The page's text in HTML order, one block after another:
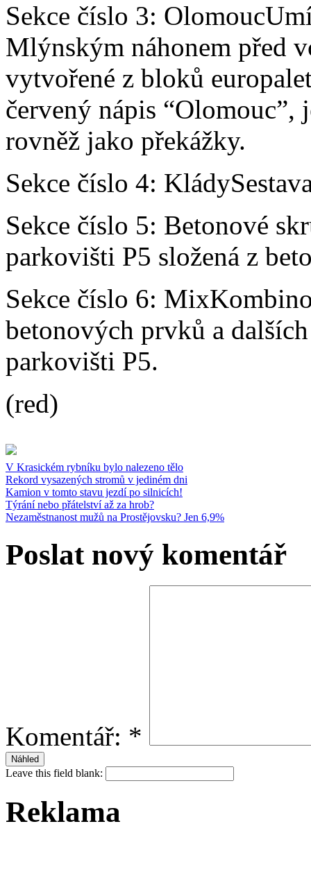
Sekce číslo 3:
Mlýnským náhonem před
vytvořené z bloků
červený nápis
rovněž jako překážky.
Sekce číslo 4:
Sekce číslo 5: Betonové
parkovišti P5 složená z
Sekce číslo 6:
betonových prvků a
parkovišti P5.
(red)
V Krasickém rybníku bylo nalezeno tělo
Rekord vysazených stromů v jediném dni
Kamion v tomto stavu jezdí po silnicích!
Týrání nebo přátelství až za hrob?
Nezaměstnanost mužů na Prostějovsku? Jen 6,9%
Poslat nový komentář
Komentář: *
Leave this field blank:
Reklama